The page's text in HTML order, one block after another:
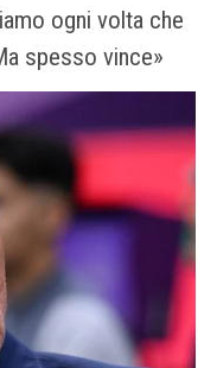
ogni volta che
spesso vince»